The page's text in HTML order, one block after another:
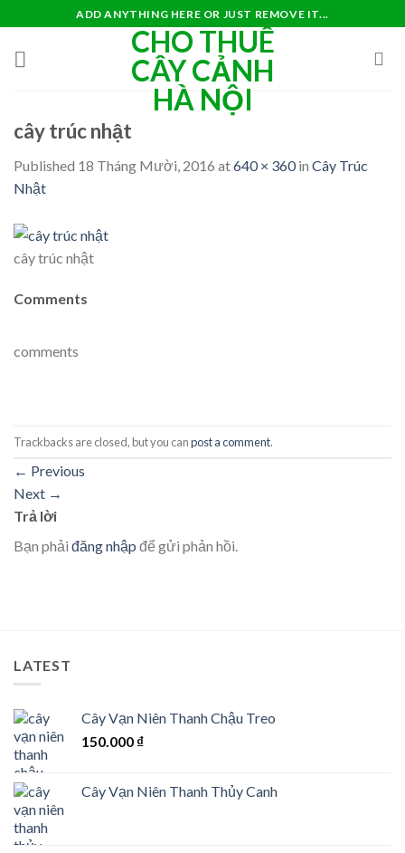
content
ADD ANYTHING HERE OR JUST REMOVE IT...
CHO THUÊ
CÂY CẢNH
HÀ NỘI
cây trúc nhật
Published 18 Tháng Mười, 2016 at640 × 360in Cây Trúc
Nhật
cây trúc nhật
Comments
comments
Trackbacks are closed, but you canpost a comment.
← Previous
Next →
Trả lời
Bạn phải đăng nhập để gửi phản hồi.
LATEST
Cây Vạn Niên Thanh Chậu Treo
150.000 ₫
Cây Vạn Niên Thanh Thủy Canh